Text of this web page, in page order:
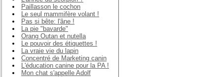
Paillasson le cochon
Le seul mammifère volant !
Pas si bête: l'âne !
La pie "bavarde"
Orang Outan et nutella
Le pouvoir des étiquettes !
La vraie vie du lapin
Concentré de Marketing canin
L'éducation canine pour la PA !
Mon chat s'appelle Adolf